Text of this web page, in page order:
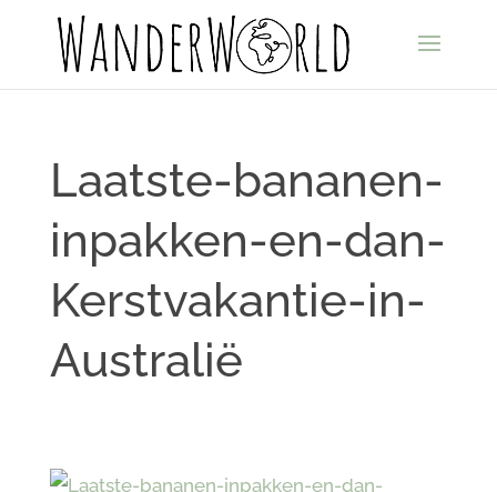
Laatste-bananen-
inpakken-en-dan-
Kerstvakantie-in-
Australië